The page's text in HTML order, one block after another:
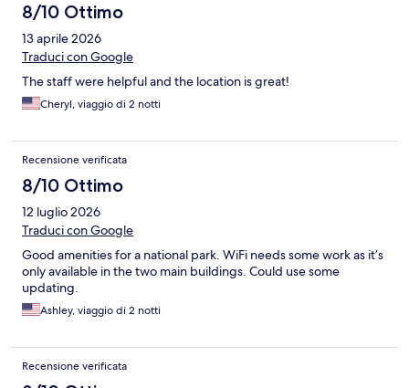
8/10 Ottimo
13 aprile 2026
Traduci con Google
The staff were helpful and the location is great!
Cheryl, viaggio di 2 notti
Recensione verificata
8/10 Ottimo
12 luglio 2026
Traduci con Google
Good amenities for a national park. WiFi needs some work as it’s
only available in the two main buildings. Could use some
updating.
Ashley, viaggio di 2 notti
Recensione verificata